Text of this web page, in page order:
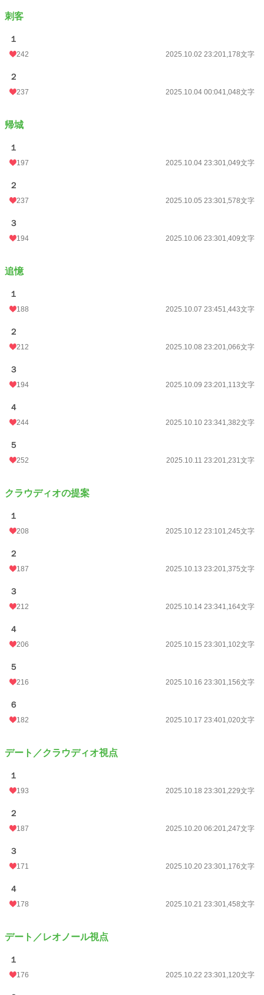
刺客
１
242 2025.10.02 23:201,178文字
２
237 2025.10.04 00:041,048文字
帰城
１
197 2025.10.04 23:301,049文字
２
237 2025.10.05 23:301,578文字
３
194 2025.10.06 23:301,409文字
追憶
１
188 2025.10.07 23:451,443文字
２
212 2025.10.08 23:201,066文字
３
194 2025.10.09 23:201,113文字
４
244 2025.10.10 23:341,382文字
５
252 2025.10.11 23:201,231文字
クラウディオの提案
１
208 2025.10.12 23:101,245文字
２
187 2025.10.13 23:201,375文字
３
212 2025.10.14 23:341,164文字
４
206 2025.10.15 23:301,102文字
５
216 2025.10.16 23:301,156文字
６
182 2025.10.17 23:401,020文字
デート／クラウディオ視点
１
193 2025.10.18 23:301,229文字
２
187 2025.10.20 06:201,247文字
３
171 2025.10.20 23:301,176文字
４
178 2025.10.21 23:301,458文字
デート／レオノール視点
１
176 2025.10.22 23:301,120文字